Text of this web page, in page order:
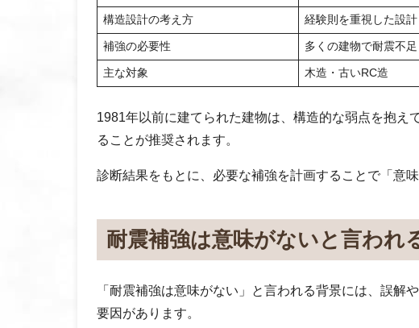
構造設計の考え方 経験則を重視した設計
補強の必要性 多くの建物で耐震不足
主な対象 木造・古いRC造
1981年以前に建てられた建物は、構造的な弱点を抱え
ることが推奨されます。
診断結果をもとに、必要な補強を計画することで「意
耐震補強は意味がないと言われ
「耐震補強は意味がない」と言われる背景には、誤解
要因があります。